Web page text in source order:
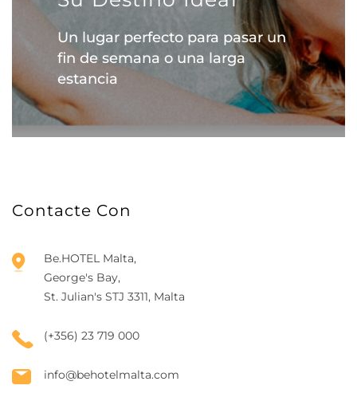
Un lugar perfecto para pasar un
fin de semana o una larga
estancia
Contacte Con
Be.HOTEL Malta,
George's Bay,
St. Julian's STJ 3311, Malta
(+356) 23 719 000
info@behotelmalta.com